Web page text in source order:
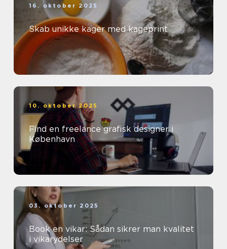
16. oktober 2025
Skab unikke kager med kageprint
10. oktober 2025
Find en freelance grafisk designer i
København
03. oktober 2025
Book en vikar: Sådan sikrer man kvalitet
i vikarydelser